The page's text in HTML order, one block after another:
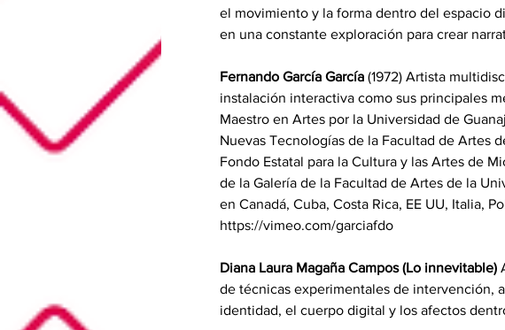
el movimiento y la forma dentro del espacio
en una constante exploración para crear
Fernando García García (1972) Artista
instalación interactiva como sus principales
Maestro en Artes por la Universidad de
Nuevas Tecnologías de la Facultad de Artes
Fondo Estatal para la Cultura y las Artes de
de la Galería de la Facultad de Artes de la
en Canadá, Cuba, Costa Rica, EE UU, Italia,
https://vimeo.com/garciafdo
Diana Laura Magaña Campos (Lo innevitable)
de técnicas experimentales de intervención,
identidad, el cuerpo digital y los afectos